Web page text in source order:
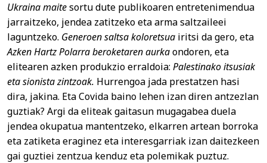
Ukraina maitesortu dute publikoaren entretenimendua
jarraitzeko, jendea zatitzeko eta arma saltzaileei
laguntzeko. Generoen saltsa koloretsua iritsi da gero, eta
Azken Hartz Polarra beroketaren aurkaondoren, eta
elitearen azken produkzio erraldoia: Palestinako itsusiak
eta sionista zintzoak. Hurrengoa jada prestatzen hasi
dira, jakina. Eta Covida baino lehen izan diren antzezlan
guztiak? Argi da eliteak gaitasun mugagabea duela
jendea okupatua mantentzeko, elkarren artean borroka
eta zatiketa eraginez eta interesgarriak izan daitezkeen
gai guztiei zentzua kenduz eta polemikak puztuz.